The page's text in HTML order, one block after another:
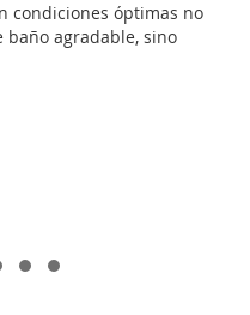
condiciones óptimas no
baño agradable, sino